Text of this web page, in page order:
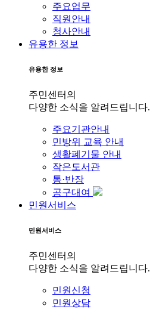
주요업무
직원안내
청사안내
유용한 정보
유용한 정보
주민센터의
다양한 소식을 알려드립니다.
주요기관안내
민방위 교육 안내
생활폐기물 안내
작은도서관
통·반장
공구대여
민원서비스
민원서비스
주민센터의
다양한 소식을 알려드립니다.
민원신청
민원상담